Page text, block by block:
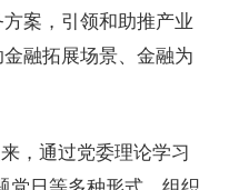
案，引领和助推产业
融拓展场景、金融为
，通过党委理论学习